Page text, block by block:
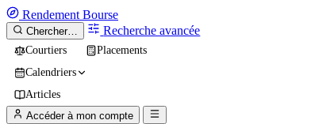
Rendement Bourse
Chercher… Recherche avancée
Courtiers
Placements
Calendriers
Articles
Accéder à mon compte